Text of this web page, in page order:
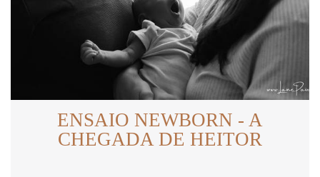
ENSAIO NEWBORN - A
CHEGADA DE HEITOR